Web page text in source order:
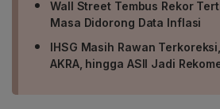
Wall Street Tembus Rekor
Masa Didorong Data Inflasi
IHSG Masih Rawan Terkoreksi,
AKRA, hingga ASII Jadi